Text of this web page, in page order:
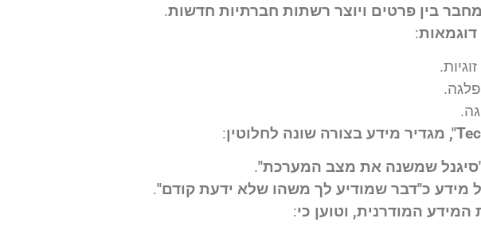
בין פרטים ויוצר רשתות חברתיות חדשות.
:
:
שמשנה את מצב המערכת".
כ"דבר שמודיע לך משהו שלא ידעת קודם".
המודרנית, וטוען כי: